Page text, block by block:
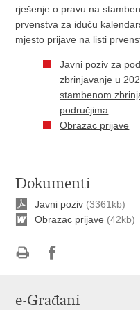
rješenje o pravu na
prvenstva za iduću
mjesto prijave na listi
Javni poziv za
zbrinjavanje u
stambenom
područjima
Obrazac prijave
Dokumenti
Javni poziv (3361kb)
Obrazac prijave (42kb)
FacebookuTwitteru
e-Građani